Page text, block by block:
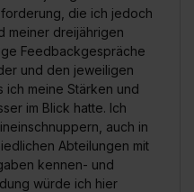
die ich jedoch
meiner dreijährigen
Feedbackgespräche
und den jeweiligen
ich meine Stärken und
im Blick hatte. Ich
auch in
Abteilungen mit
kennen- und
würde ich hier